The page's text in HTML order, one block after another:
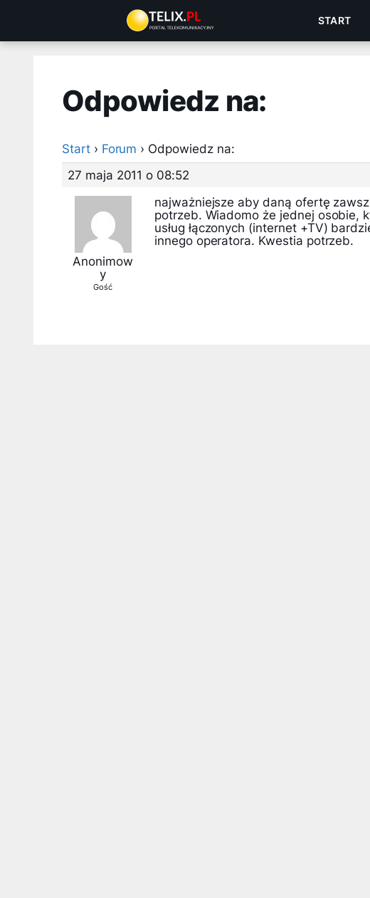
treści
START
Odpowiedz na:
Start › Forum › Odpowiedz na:
27 maja 2011 o 08:52
Anonimow
y
Gość
najważniejsze aby daną ofertę
potrzeb. Wiadomo że jednej osobie,
usług łączonych (internet +TV)
innego operatora. Kwestia potrzeb.